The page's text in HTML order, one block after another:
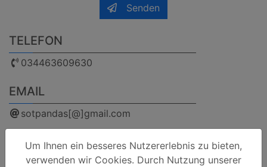
Senden
TELEFON
034463609630
EMAIL
sotpandas[@]gmail.com
Naumburger Straße 13H, 06628 Bad Kösen
Um Ihnen ein besseres Nutzererlebnis zu bieten,
verwenden wir Cookies. Durch Nutzung unserer